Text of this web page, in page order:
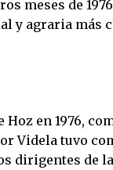
meses de
y agraria más
en 1976,
Videla tuvo
dirigentes de